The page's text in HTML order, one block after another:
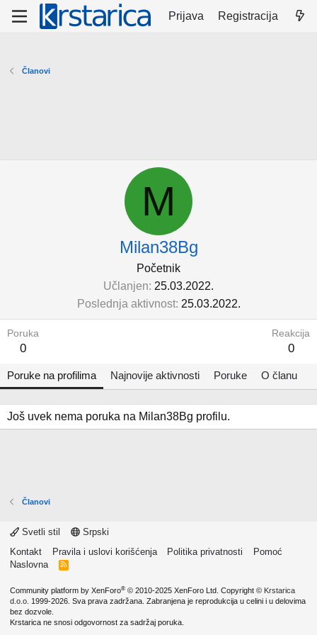
Prijava Registracija
Članovi
M
Milan38Bg
Početnik
Učlanjen 25.03.2022.
Poslednja aktivnost 25.03.2022.
Poruka
0
Reakcija
0
Poruke na profilima Najnovije aktivnosti Poruke O članu
Još uvek nema poruka na Milan38Bg profilu.
Članovi
Svetli stil
Srpski
Kontakt
Pravila i uslovi korišćenja Politika privatnosti
Pomoć
Naslovna
R
Community platform by XenForo® © 2010-2025 XenForo Ltd. Copyright © Krstarica
d.o.o. 1999-2026. Sva prava zadržana. Zabranjena je reprodukcija u celini i u delovima
bez dozvole.
Krstarica ne snosi odgovornost za sadržaj poruka.